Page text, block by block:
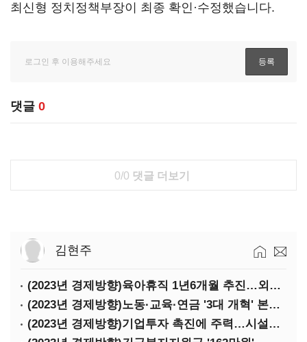
최신형 정치정책부장이 최종 확인·수정했습니다.
댓글 0
0/0 댓글 더보기
김현주
(2023년 경제방향)육아휴직 1년6개월 추진…외국인력 비자 쿼터 11만명 확대
(2023년 경제방향)노동·교육·연금 '3대 개혁' 본격화…상반기엔 근로시간 개편
(2023년 경제방향)기업투자 촉진에 주력…시설투자 '50조' 지원·공제율 10%↑